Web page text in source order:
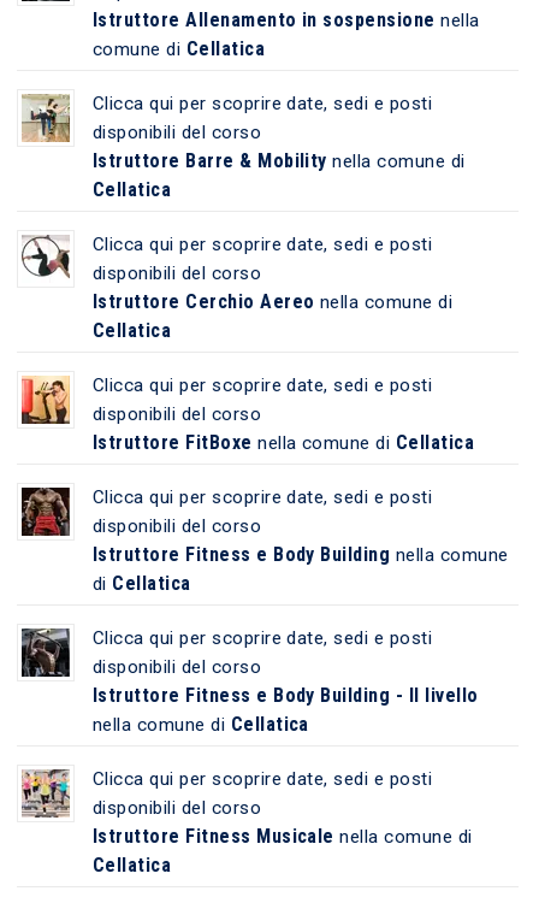
Istruttore Allenamento in sospensione nella
comune di Cellatica
Clicca qui per scoprire date, sedi e posti
disponibili del corso
Istruttore Barre & Mobility nella comune di
Cellatica
Clicca qui per scoprire date, sedi e posti
disponibili del corso
Istruttore Cerchio Aereo nella comune di
Cellatica
Clicca qui per scoprire date, sedi e posti
disponibili del corso
Istruttore FitBoxe nella comune di Cellatica
Clicca qui per scoprire date, sedi e posti
disponibili del corso
Istruttore Fitness e Body Building nella comune
di Cellatica
Clicca qui per scoprire date, sedi e posti
disponibili del corso
Istruttore Fitness e Body Building - II livello
nella comune di Cellatica
Clicca qui per scoprire date, sedi e posti
disponibili del corso
Istruttore Fitness Musicale nella comune di
Cellatica